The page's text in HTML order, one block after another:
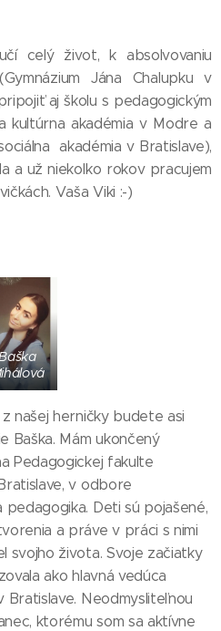
celý život, k absolvovaniu
Jána Chalupku v
aj školu s pedagogickým
kultúrna akadémia v Modre a
akadémia v Bratislave),
a už niekoľko rokov pracujem
Vaša Viki :-)
našej herničky budete asi
Baška. Mám ukončený
Pedagogickej fakulte
v odbore
Deti sú pojašené,
a práve v práci s nimi
svojho života. Svoje začiatky
ako hlavná vedúca
Neodmysliteľnou
ktorému som sa aktívne